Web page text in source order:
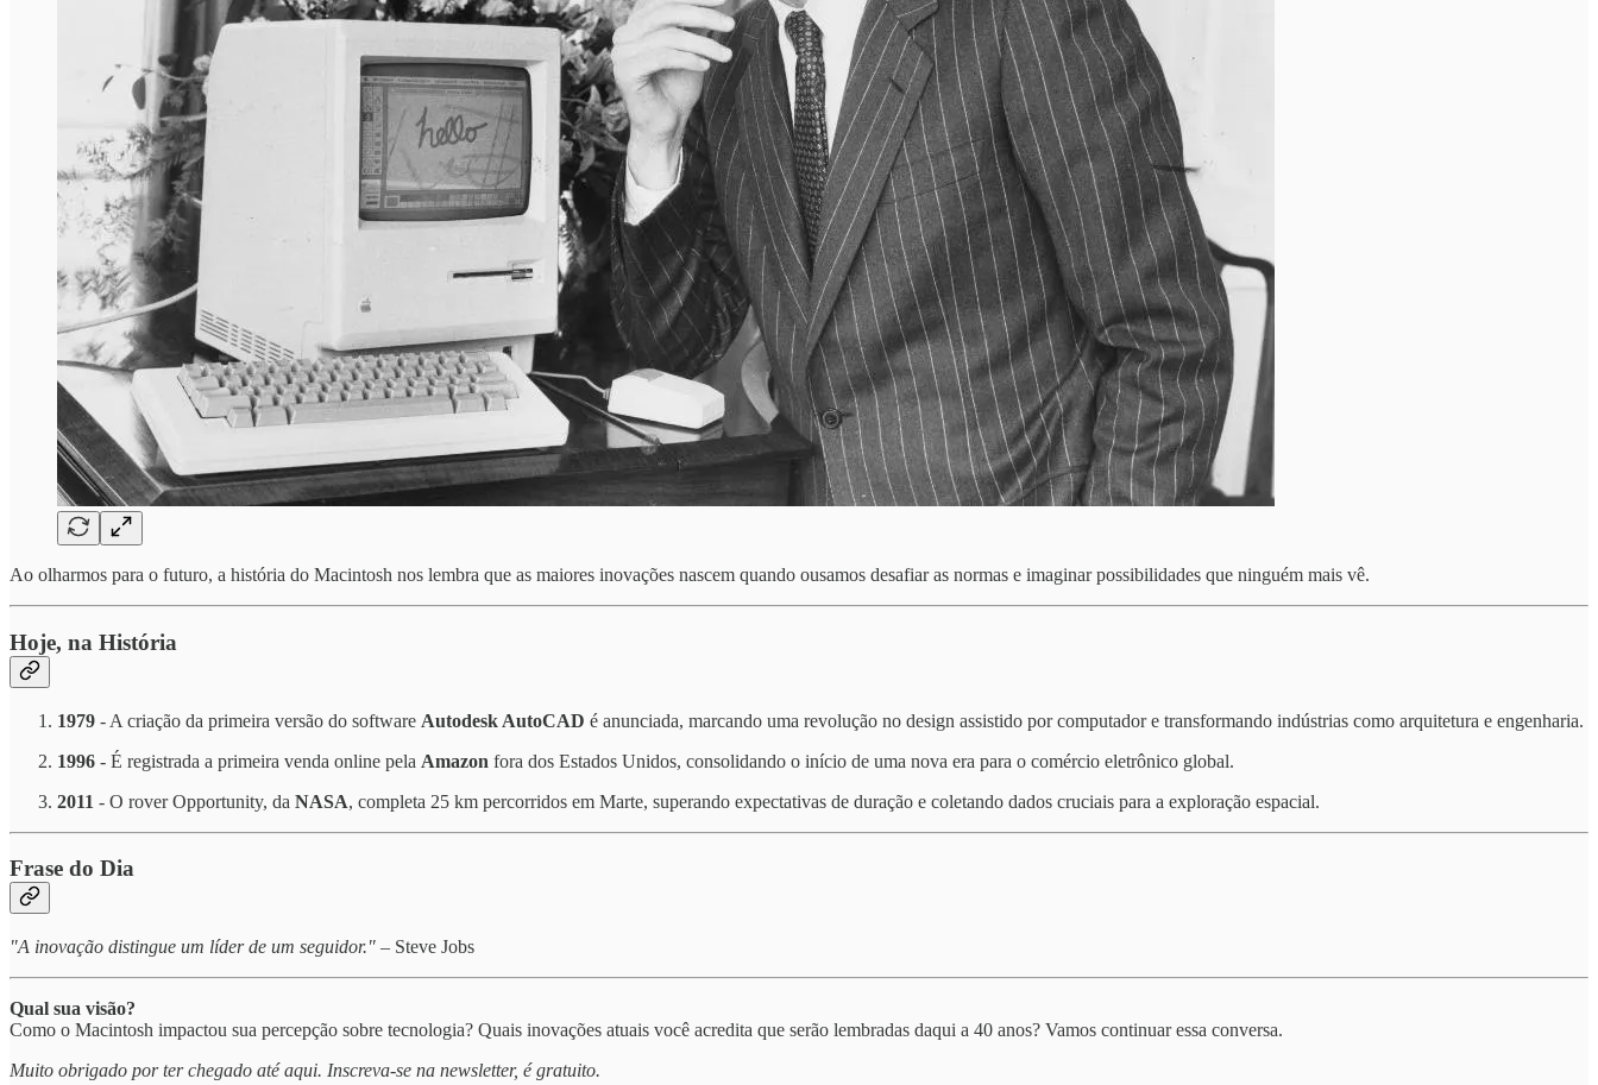
Ao olharmos para o futuro, a história do Macintosh nos lembra que as maiores inovações nascem quando ousamos desafiar as normas e imaginar possibilidades que ninguém mais vê.
Hoje, na História
1979 - A criação da primeira versão do software Autodesk AutoCAD é anunciada, marcando uma revolução no design assistido por computador e transformando indústrias como arquitetura e engenharia.
1996 - É registrada a primeira venda online pela Amazon fora dos Estados Unidos, consolidando o início de uma nova era para o comércio eletrônico global.
2011 - O rover Opportunity, da NASA, completa 25 km percorridos em Marte, superando expectativas de duração e coletando dados cruciais para a exploração espacial.
Frase do Dia
"A inovação distingue um líder de um seguidor." – Steve Jobs
Qual sua visão?
Como o Macintosh impactou sua percepção sobre tecnologia? Quais inovações atuais você acredita que serão lembradas daqui a 40 anos? Vamos continuar essa conversa.
Muito obrigado por ter chegado até aqui. Inscreva-se na newsletter, é gratuito.